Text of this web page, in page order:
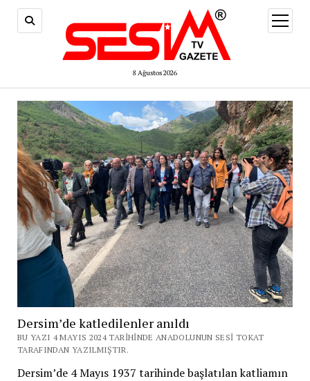
8 Ağustos 2026
aç
Dersim’de katledilenler anıldı
BU YAZI 4 MAYIS 2024 TARIHINDE ANADOLUNUN SESI TOKAT
TARAFINDAN YAZILMIŞTIR.
Dersim’de 4 Mayıs 1937 tarihinde başlatılan katliamın